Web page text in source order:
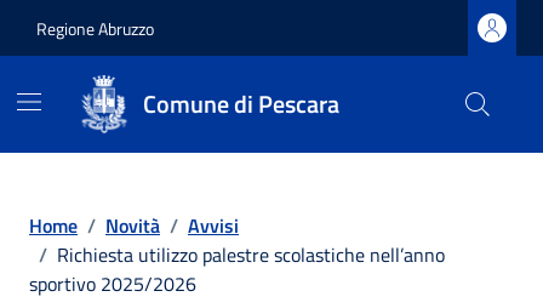
Regione Abruzzo
Comune di Pescara
Home / Novità / Avvisi
/ Richiesta utilizzo palestre scolastiche nell’anno
sportivo 2025/2026